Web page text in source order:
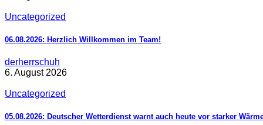
Uncategorized
06.08.2026: Herzlich Willkommen im Team!
derherrschuh
6. August 2026
Uncategorized
05.08.2026: Deutscher Wetterdienst warnt auch heute vor starker